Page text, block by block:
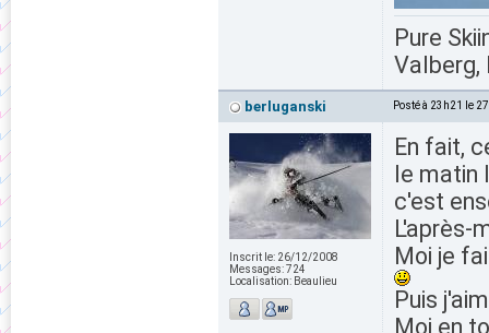
Pure
Valberg,
berluganski Posté à 23h21 le
Inscrit le: 26/12/2008
Messages:724
Localisation: Beaulieu
En fait,
le matin
c'est
L'après-
Moi je
Puis
Moi en